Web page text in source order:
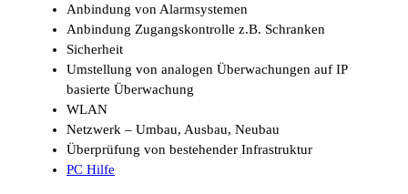
Anbindung von Alarmsystemen
Anbindung Zugangskontrolle z.B. Schranken
Sicherheit
Umstellung von analogen Überwachungen auf IP
basierte Überwachung
WLAN
Netzwerk – Umbau, Ausbau, Neubau
Überprüfung von bestehender Infrastruktur
PC Hilfe